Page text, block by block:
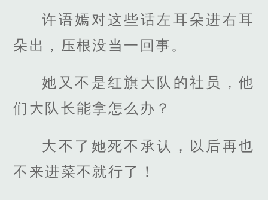
许语嫣对这些话左耳朵进右耳
朵出，压根没当一回事。
她又不是红旗大队的社员，他
们大队长能拿怎么办？
大不了她死不承认，以后再也
不来进菜不就行了！